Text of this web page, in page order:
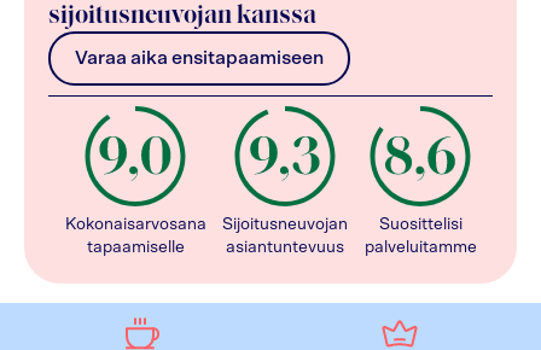
sijoitusneuvojan kanssa
Varaa aika ensitapaamiseen
Kokonaisarvosana
tapaamiselle
Sijoitusneuvojan
asiantuntevuus
Suosittelisi
palveluitamme